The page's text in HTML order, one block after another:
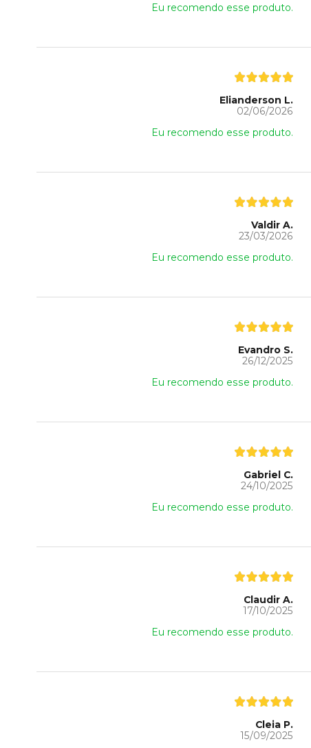
Eu recomendo esse produto.
Elianderson L.
02/06/2026
Eu recomendo esse produto.
Valdir A.
23/03/2026
Eu recomendo esse produto.
Evandro S.
26/12/2025
Eu recomendo esse produto.
Gabriel C.
24/10/2025
Eu recomendo esse produto.
Claudir A.
17/10/2025
Eu recomendo esse produto.
Cleia P.
15/09/2025